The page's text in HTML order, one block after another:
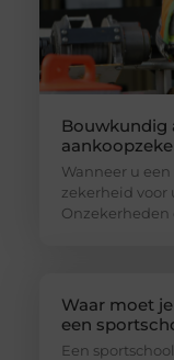
Bouwkundig
Wanneer u
zekerheid voor
Onzekerheden
Waar moet
een
Een